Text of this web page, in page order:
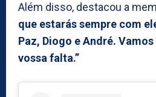
Além disso, destacou a
que estarás sempre com
Paz, Diogo e André.
vossa falta.”